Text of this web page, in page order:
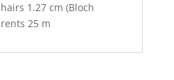
1.27 cm (Bloch
25 m